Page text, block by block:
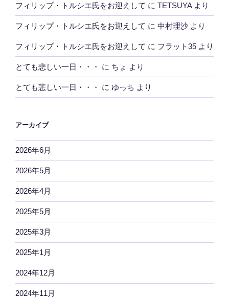
フィリップ・トルシエ氏をお迎えして に TETSUYAより
フィリップ・トルシエ氏をお迎えして に 中村理沙 より
フィリップ・トルシエ氏をお迎えして に フラット35 より
とても悲しい一日・・・ に ちょ より
とても悲しい一日・・・ に ゆっち より
アーカイブ
2026年6月
2026年5月
2026年4月
2025年5月
2025年3月
2025年1月
2024年12月
2024年11月